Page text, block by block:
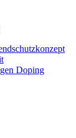
Doping